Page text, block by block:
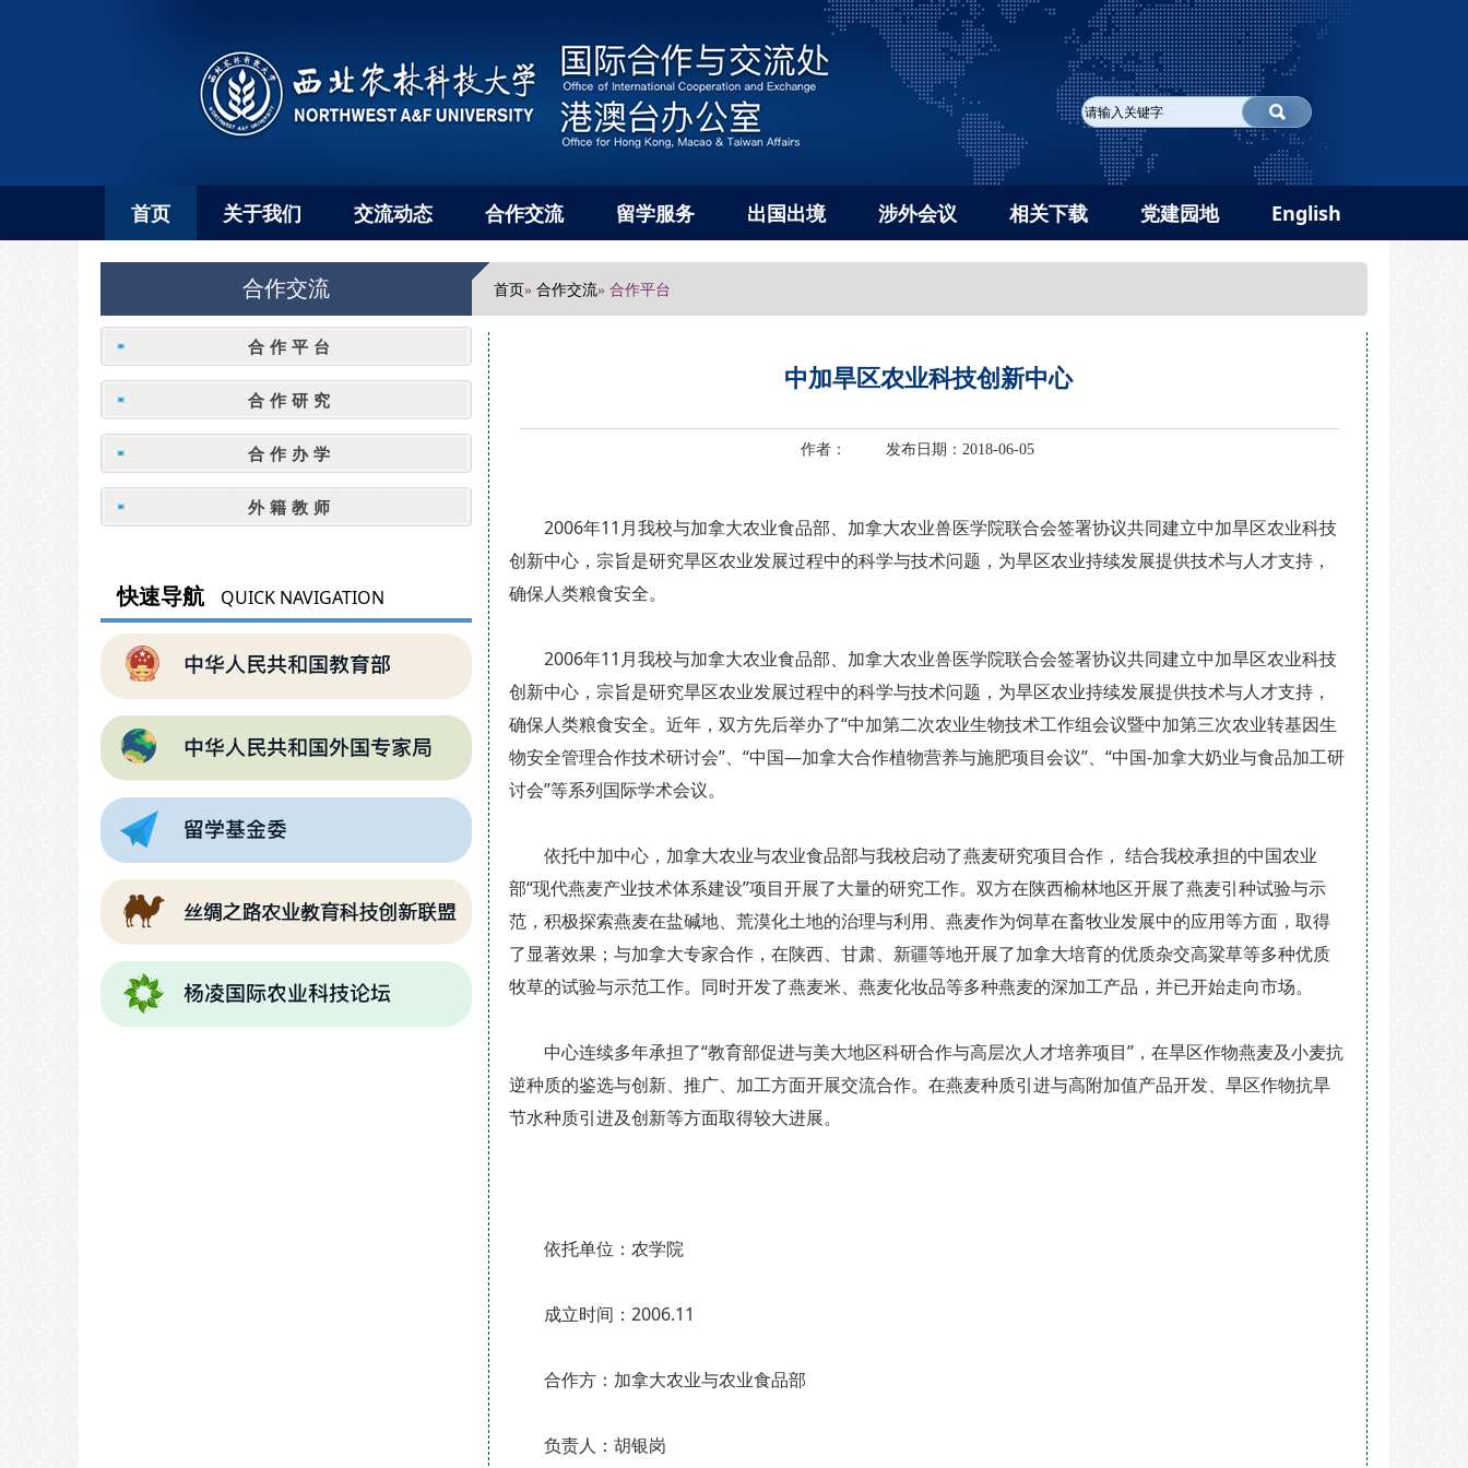
首页 关于我们 交流动态 合作交流 留学服务 出国出境 涉外会议 相关下载 党建园地 English
合作交流 首页» 合作交流» 合作平台
合作平台
合作研究
合作办学
外籍教师
快速导航 QUICK NAVIGATION
中加旱区农业科技创新中心
作者： 发布日期：2018-06-05
2006年11月我校与加拿大农业食品部、加拿大农业兽医学院联合会签署协议共同建立中加旱区农业科技
创新中心，宗旨是研究旱区农业发展过程中的科学与技术问题，为旱区农业持续发展提供技术与人才支持，
确保人类粮食安全。
2006年11月我校与加拿大农业食品部、加拿大农业兽医学院联合会签署协议共同建立中加旱区农业科技
创新中心，宗旨是研究旱区农业发展过程中的科学与技术问题，为旱区农业持续发展提供技术与人才支持，
确保人类粮食安全。近年，双方先后举办了“中加第二次农业生物技术工作组会议暨中加第三次农业转基因生
物安全管理合作技术研讨会”、“中国—加拿大合作植物营养与施肥项目会议”、“中国-加拿大奶业与食品加工研
讨会”等系列国际学术会议。
依托中加中心，加拿大农业与农业食品部与我校启动了燕麦研究项目合作， 结合我校承担的中国农业
部“现代燕麦产业技术体系建设”项目开展了大量的研究工作。双方在陕西榆林地区开展了燕麦引种试验与示
范，积极探索燕麦在盐碱地、荒漠化土地的治理与利用、燕麦作为饲草在畜牧业发展中的应用等方面，取得
了显著效果；与加拿大专家合作，在陕西、甘肃、新疆等地开展了加拿大培育的优质杂交高粱草等多种优质
牧草的试验与示范工作。同时开发了燕麦米、燕麦化妆品等多种燕麦的深加工产品，并已开始走向市场。
中心连续多年承担了“教育部促进与美大地区科研合作与高层次人才培养项目”，在旱区作物燕麦及小麦抗
逆种质的鉴选与创新、推广、加工方面开展交流合作。在燕麦种质引进与高附加值产品开发、旱区作物抗旱
节水种质引进及创新等方面取得较大进展。
依托单位：农学院
成立时间：2006.11
合作方：加拿大农业与农业食品部
负责人：胡银岗